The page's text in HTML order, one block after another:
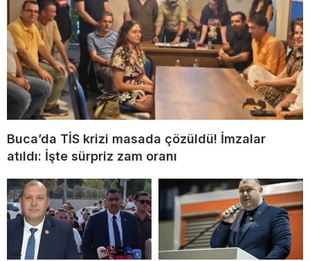
Buca’da TİS krizi masada çözüldü! İmzalar
atıldı: İşte sürpriz zam oranı